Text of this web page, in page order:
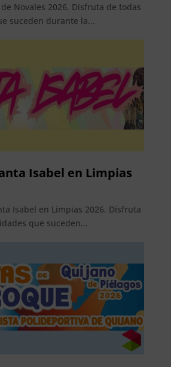
Novales 2026. Disfruta de todas
suceden durante la...
Isabel en Limpias
Isabel en Limpias 2026. Disfruta
que suceden...